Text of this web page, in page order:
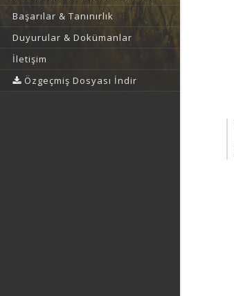
Başarılar & Tanınırlık
Duyurular & Dokümanlar
İletişim
Özgeçmiş Dosyası İndir